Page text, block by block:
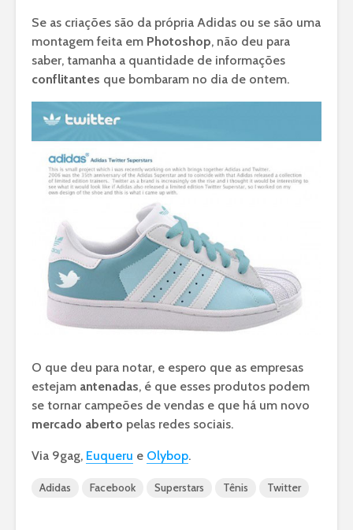
Se as criações são da própria Adidas ou se são uma
montagem feita em Photoshop, não deu para
saber, tamanha a quantidade de informações
conflitantes que bombaram no dia de ontem.
O que deu para notar, e espero que as empresas
estejam antenadas, é que esses produtos podem
se tornar campeões de vendas e que há um novo
mercado aberto pelas redes sociais.
Via 9gag, Euqueru e Olybop.
Adidas Facebook Superstars Tênis Twitter